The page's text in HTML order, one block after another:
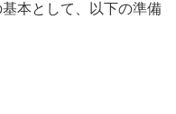
本として、以下の準備